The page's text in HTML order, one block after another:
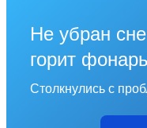
Не убран
горит
Столкнулись с